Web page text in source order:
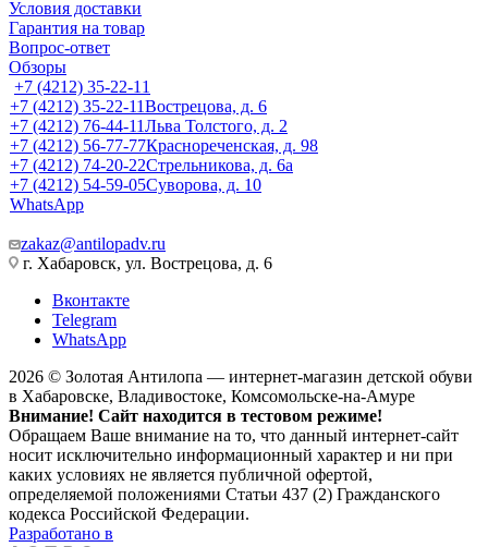
Условия доставки
Гарантия на товар
Вопрос-ответ
Обзоры
+7 (4212) 35-22-11
+7 (4212) 35-22-11Вострецова, д. 6
+7 (4212) 76-44-11Льва Толстого, д. 2
+7 (4212) 56-77-77Краснореченская, д. 98
+7 (4212) 74-20-22Стрельникова, д. 6а
+7 (4212) 54-59-05Суворова, д. 10
WhatsApp
zakaz@antilopadv.ru
г. Хабаровск, ул. Вострецова, д. 6
Вконтакте
Telegram
WhatsApp
2026 © Золотая Антилопа — интернет-магазин детской обуви
в Хабаровске, Владивостоке, Комсомольске-на-Амуре
Внимание! Сайт находится в тестовом режиме!
Обращаем Ваше внимание на то, что данный интернет-сайт
носит исключительно информационный характер и ни при
каких условиях не является публичной офертой,
определяемой положениями Статьи 437 (2) Гражданского
кодекса Российской Федерации.
Разработано в